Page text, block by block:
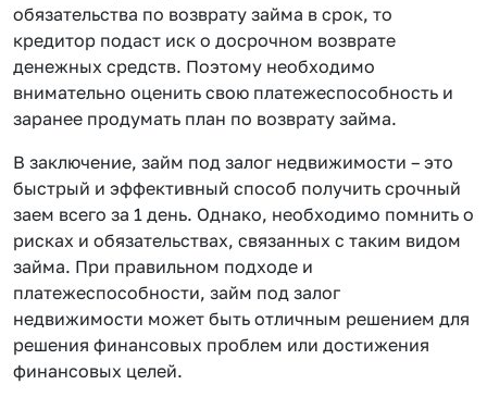
обязательства по возврату займа в срок, то
кредитор подаст иск о досрочном возврате
денежных средств. Поэтому необходимо
внимательно оценить свою платежеспособность и
заранее продумать план по возврату займа.
В заключение, займ под залог недвижимости – это
быстрый и эффективный способ получить срочный
заем всего за 1 день. Однако, необходимо помнить о
рисках и обязательствах, связанных с таким видом
займа. При правильном подходе и
платежеспособности, займ под залог
недвижимости может быть отличным решением для
решения финансовых проблем или достижения
финансовых целей.